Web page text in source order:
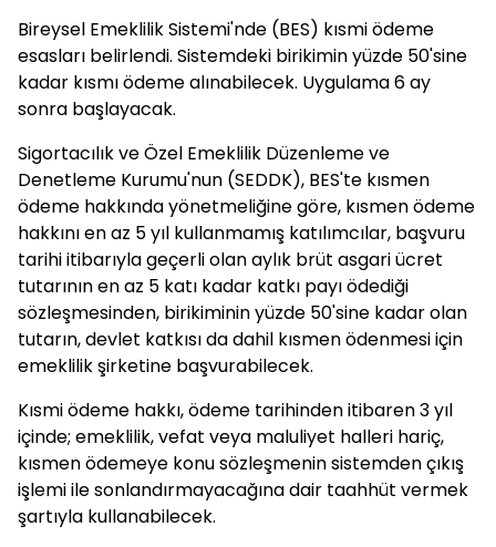
Bireysel Emeklilik Sistemi'nde (BES) kısmi ödeme
esasları belirlendi. Sistemdeki birikimin yüzde 50'sine
kadar kısmı ödeme alınabilecek. Uygulama 6 ay
sonra başlayacak.
Sigortacılık ve Özel Emeklilik Düzenleme ve
Denetleme Kurumu'nun (SEDDK), BES'te kısmen
ödeme hakkında yönetmeliğine göre, kısmen ödeme
hakkını en az 5 yıl kullanmamış katılımcılar, başvuru
tarihi itibarıyla geçerli olan aylık brüt asgari ücret
tutarının en az 5 katı kadar katkı payı ödediği
sözleşmesinden, birikiminin yüzde 50'sine kadar olan
tutarın, devlet katkısı da dahil kısmen ödenmesi için
emeklilik şirketine başvurabilecek.
Kısmi ödeme hakkı, ödeme tarihinden itibaren 3 yıl
içinde; emeklilik, vefat veya maluliyet halleri hariç,
kısmen ödemeye konu sözleşmenin sistemden çıkış
işlemi ile sonlandırmayacağına dair taahhüt vermek
şartıyla kullanabilecek.